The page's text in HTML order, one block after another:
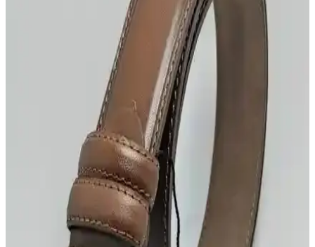
Erkek Kemerleri Karşılaştırması: Deribond ve
Bosskan Modellerinin Özellikleri
Deribond ve Bosskan erkek kemerleri arasındaki farkları, kullanıcı
yorumlarını ve özelliklerini inceleyerek en uygun seçimi yapmanıza
GoDeri 2'li Kumaş Pantolon Kemeri Seti Şıklık ve
Dayanıklılığı Bir Arada Sunar
GoDeri 2'li set, hakiki deri kullanımı ve şık tasarımıyla erkekler için
ideal, dayanıklı kumaş pantolon kemerleri sunar. Renk seçenekleri
ve ayarlanabilir tokasıyla uzun ömürlü kullanım sağlar.
Erkek Hakiki Deri ve Mandal Derisi Kemerleri
Karşılaştırması ve Seçim Rehberi